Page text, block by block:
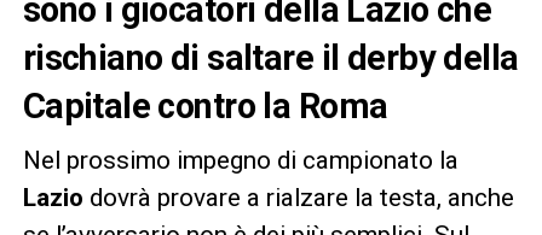
sono i giocatori della Lazio che
rischiano di saltare il derby della
Capitale contro la Roma
Nel prossimo impegno di campionato la
Lazio dovrà provare a rialzare la testa, anche